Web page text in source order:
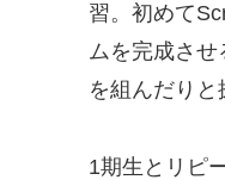
習。初めて
ムを完成さ
を組んだりと
1期生とリピ